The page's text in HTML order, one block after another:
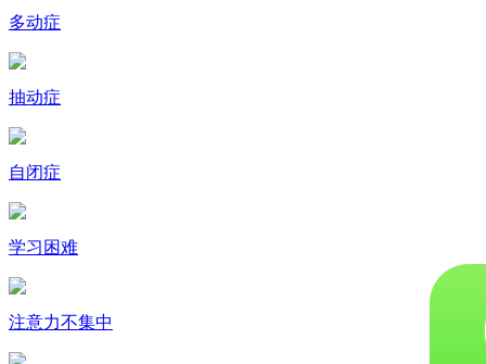
多动症
抽动症
自闭症
学习困难
注意力不集中